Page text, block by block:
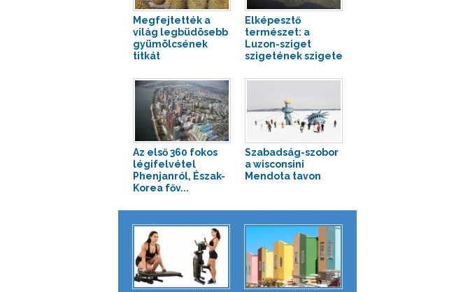
Megfejtették a
világ legbüdösebb
gyümölcsének
titkát
Elképesztő
természet: a
Luzon-sziget
szigetének szigete
Az első 360 fokos
légifelvétel
Phenjanról, Észak-
Korea főv...
Szabadság-szobor
a wisconsini
Mendota tavon